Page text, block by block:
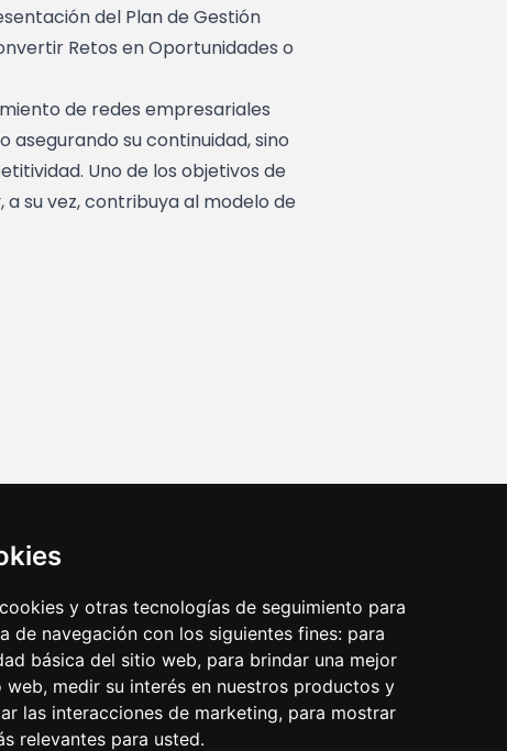
y otras tecnologías de seguimiento para
de navegación con los siguientes fines: para
básica del sitio web, para brindar una mejor
web, medir su interés en nuestros productos y
las interacciones de marketing, para mostrar
relevantes para usted.
del Plan de Gestión
Retos en Oportunidades o
de redes empresariales
su continuidad, sino
Uno de los objetivos de
su vez, contribuya al modelo de
Aviso legal | Cookies | Accesibilidad
la Unión Europea - NextGenerationEU